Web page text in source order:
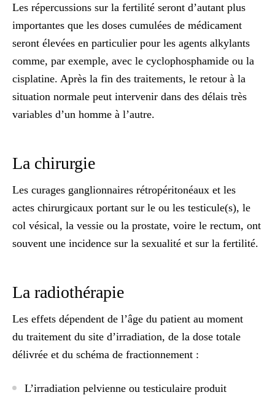
Les répercussions sur la fertilité seront d’autant plus
importantes que les doses cumulées de médicament
seront élevées en particulier pour les agents alkylants
comme, par exemple, avec le cyclophosphamide ou la
cisplatine. Après la fin des traitements, le retour à la
situation normale peut intervenir dans des délais très
variables d’un homme à l’autre.
La chirurgie
Les curages ganglionnaires rétropéritonéaux et les
actes chirurgicaux portant sur le ou les testicule(s), le
col vésical, la vessie ou la prostate, voire le rectum, ont
souvent une incidence sur la sexualité et sur la fertilité.
La radiothérapie
Les effets dépendent de l’âge du patient au moment
du traitement du site d’irradiation, de la dose totale
délivrée et du schéma de fractionnement :
L’irradiation pelvienne ou testiculaire produit